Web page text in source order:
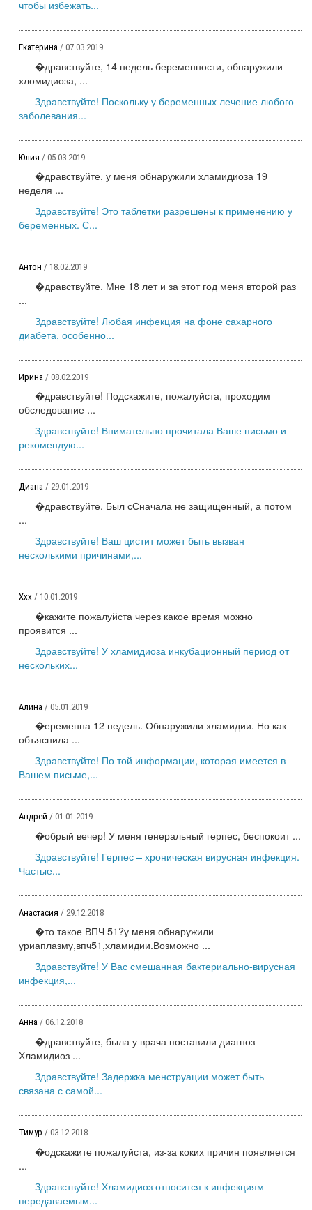
чтобы избежать...
Екатерина / 07.03.2019
�дравствуйте, 14 недель беременности, обнаружили
хломидиоза, ...
Здравствуйте! Поскольку у беременных лечение любого
заболевания...
Юлия / 05.03.2019
�дравствуйте, у меня обнаружили хламидиоза 19
неделя ...
Здравствуйте! Это таблетки разрешены к применению у
беременных. С...
Антон / 18.02.2019
�дравствуйте. Мне 18 лет и за этот год меня второй раз
...
Здравствуйте! Любая инфекция на фоне сахарного
диабета, особенно...
Ирина / 08.02.2019
�дравствуйте! Подскажите, пожалуйста, проходим
обследование ...
Здравствуйте! Внимательно прочитала Ваше письмо и
рекомендую...
Диана / 29.01.2019
�дравствуйте. Был сСначала не защищенный, а потом
...
Здравствуйте! Ваш цистит может быть вызван
несколькими причинами,...
Ххх / 10.01.2019
�кажите пожалуйста через какое время можно
проявится ...
Здравствуйте! У хламидиоза инкубационный период от
нескольких...
Алина / 05.01.2019
�еременна 12 недель. Обнаружили хламидии. Но как
объяснила ...
Здравствуйте! По той информации, которая имеется в
Вашем письме,...
Андрей / 01.01.2019
�обрый вечер! У меня генеральный герпес, беспокоит ...
Здравствуйте! Герпес – хроническая вирусная инфекция.
Частые...
Анастасия / 29.12.2018
�то такое ВПЧ 51?у меня обнаружили
уриаплазму,впч51,хламидии.Возможно ...
Здравствуйте! У Вас смешанная бактериально-вирусная
инфекция,...
Анна / 06.12.2018
�дравствуйте, была у врача поставили диагноз
Хламидиоз ...
Здравствуйте! Задержка менструации может быть
связана с самой...
Тимур / 03.12.2018
�одскажите пожалуйста, из-за коких причин появляется
...
Здравствуйте! Хламидиоз относится к инфекциям
передаваемым...